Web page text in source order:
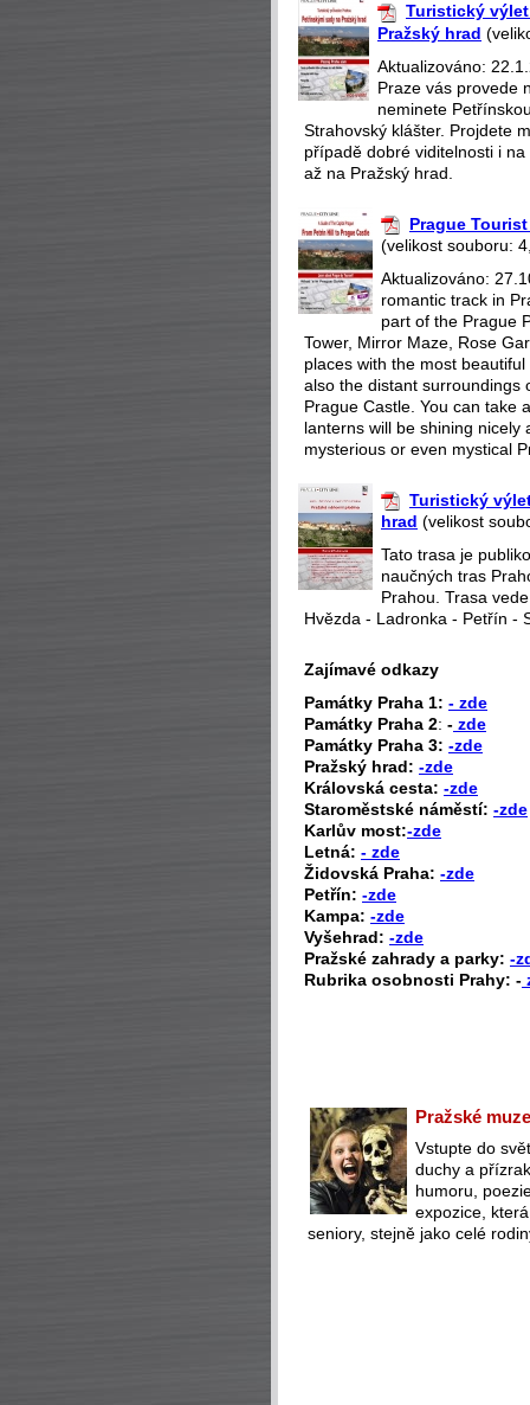
Turistický
Pražský hrad
Aktualizováno:
Praze vás provede
neminete
Strahovský klášter. Projdete
případě dobré viditelnosti i
až na Pražský hrad.
Prague
(velikost souboru:
Aktualizováno:
romantic track in
part of the Prague
Tower, Mirror Maze, Rose
places with the most
also the distant surroundings
Prague Castle. You can take
lanterns will be shining
mysterious or even mystical
Turistický
hrad (velikost
Tato trasa je
naučných tras
Prahou. Trasa
Hvězda - Ladronka - Petřín -
Zajímavé odkazy
Památky Praha 1: - zde
Památky Praha 2: - zde
Památky Praha 3: -zde
Pražský hrad: -zde
Královská cesta: -zde
Staroměstské náměstí: -zde
Karlův most:-zde
Letná: - zde
Židovská Praha: -zde
Petřín: -zde
Kampa: -zde
Vyšehrad: -zde
Pražské zahrady a parky: -
Rubrika osobnosti Prahy: -
Pražské
Vstupte do
duchy a
humoru,
expozice,
seniory, stejně jako celé